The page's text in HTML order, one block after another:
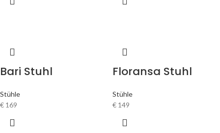
Bari Stuhl
Stühle
€ 169
Floransa Stuhl
Stühle
€ 149